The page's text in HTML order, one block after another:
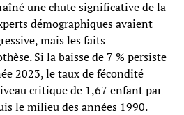
une chute significative de la
démographiques avaient
mais les faits
Si la baisse de 7 % persiste
2023, le taux de fécondité
critique de 1,67 enfant par
le milieu des années 1990.